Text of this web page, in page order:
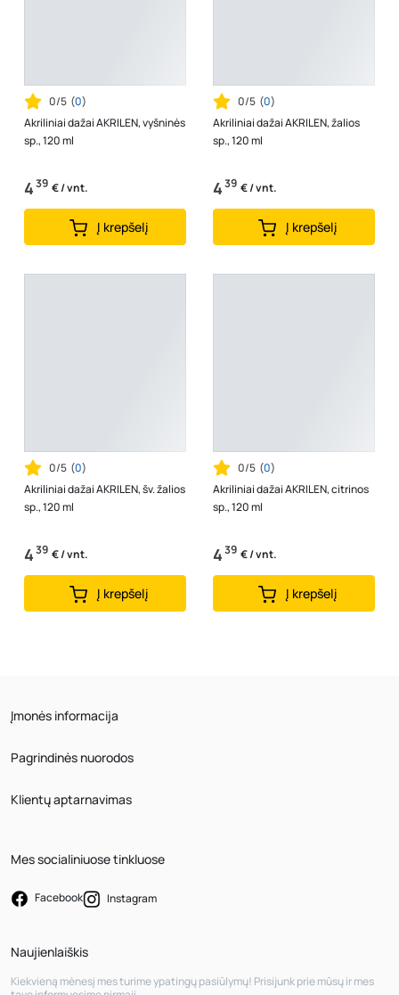
0/5 (0)
Akriliniai dažai AKRILEN, vyšninės
sp., 120 ml
439 € / vnt.
Į krepšelį
0/5 (0)
Akriliniai dažai AKRILEN, žalios
sp., 120 ml
439 € / vnt.
Į krepšelį
0/5 (0)
Akriliniai dažai AKRILEN, šv. žalios
sp., 120 ml
439 € / vnt.
Į krepšelį
0/5 (0)
Akriliniai dažai AKRILEN, citrinos
sp., 120 ml
439 € / vnt.
Į krepšelį
Įmonės informacija
Pagrindinės nuorodos
Klientų aptarnavimas
Mes socialiniuose tinkluose
Facebook Instagram
Naujienlaiškis
Kiekvieną mėnesį mes turime ypatingų pasiūlymų! Prisijunk prie mūsų ir mes